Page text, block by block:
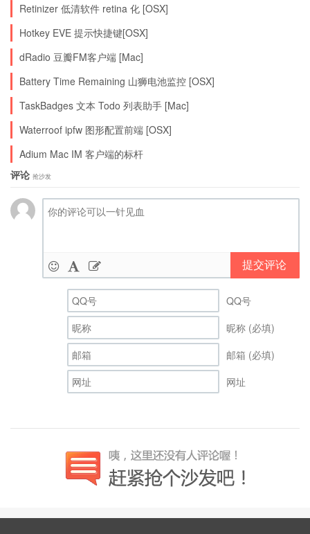
Retinizer 低清软件 retina 化 [OSX]
Hotkey EVE 提示快捷键[OSX]
dRadio 豆瓣FM客户端 [Mac]
Battery Time Remaining 山狮电池监控 [OSX]
TaskBadges 文本 Todo 列表助手 [Mac]
Waterroof ipfw 图形配置前端 [OSX]
Adium Mac IM 客户端的标杆
评论 抢沙发
提交评论
QQ号
昵称 (必填)
邮箱 (必填)
网址